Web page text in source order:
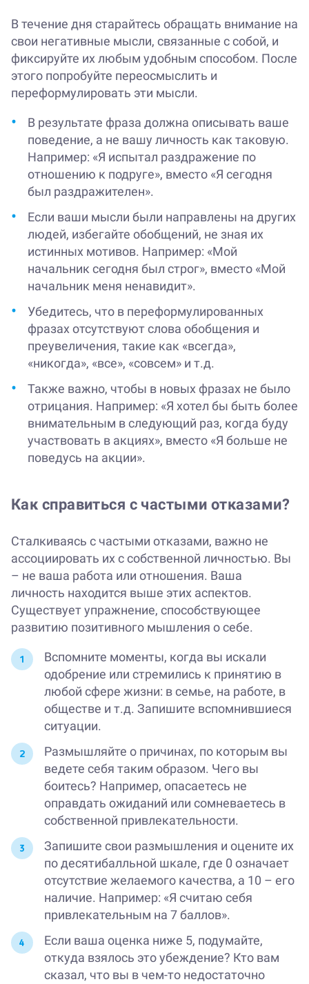
В течение дня старайтесь обращать внимание на
свои негативные мысли, связанные с собой, и
фиксируйте их любым удобным способом. После
этого попробуйте переосмыслить и
переформулировать эти мысли.
В результате фраза должна описывать ваше
поведение, а не вашу личность как таковую.
Например: «Я испытал раздражение по
отношению к подруге», вместо «Я сегодня
был раздражителен».
Если ваши мысли были направлены на других
людей, избегайте обобщений, не зная их
истинных мотивов. Например: «Мой
начальник сегодня был строг», вместо «Мой
начальник меня ненавидит».
Убедитесь, что в переформулированных
фразах отсутствуют слова обобщения и
преувеличения, такие как «всегда»,
«никогда», «все», «совсем» и т.д.
Также важно, чтобы в новых фразах не было
отрицания. Например: «Я хотел бы быть более
внимательным в следующий раз, когда буду
участвовать в акциях», вместо «Я больше не
поведусь на акции».
Как справиться с частыми отказами?
Сталкиваясь с частыми отказами, важно не
ассоциировать их с собственной личностью. Вы
– не ваша работа или отношения. Ваша
личность находится выше этих аспектов.
Существует упражнение, способствующее
развитию позитивного мышления о себе.
Вспомните моменты, когда вы искали
одобрение или стремились к принятию в
любой сфере жизни: в семье, на работе, в
обществе и т.д. Запишите вспомнившиеся
ситуации.
Размышляйте о причинах, по которым вы
ведете себя таким образом. Чего вы
боитесь? Например, опасаетесь не
оправдать ожиданий или сомневаетесь в
собственной привлекательности.
Запишите свои размышления и оцените их
по десятибалльной шкале, где 0 означает
отсутствие желаемого качества, а 10 – его
наличие. Например: «Я считаю себя
привлекательным на 7 баллов».
Если ваша оценка ниже 5, подумайте,
откуда взялось это убеждение? Кто вам
сказал, что вы в чем-то недостаточно